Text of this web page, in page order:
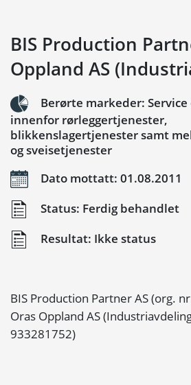
BIS Production
Oppland AS
Berørte markeder:
innenfor rørleggertjenester,
blikkenslagertjenester samt
og sveisetjenester
Dato mottatt: 01.08.2011
Status: Ferdig behandlet
Resultat: Ikke status
BIS Production Partner AS (org.
Oras Oppland AS
933281752)